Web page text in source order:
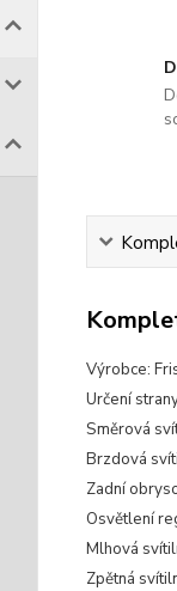
Výrobce:
Určení
Směrová
Brzdová
Zadní
Osvětlení
Mlhová
Zpětná